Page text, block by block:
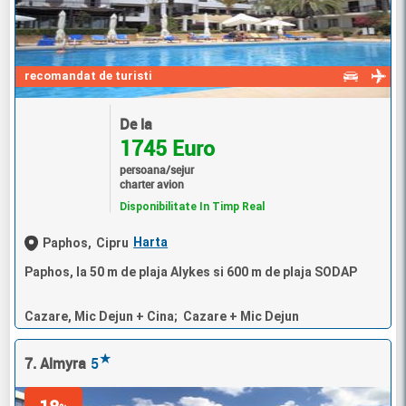
recomandat de turisti
De la
1745 Euro
persoana/sejur
charter avion
Disponibilitate In Timp Real
Paphos, Cipru Harta
Paphos, la 50 m de plaja Alykes si 600 m de plaja SODAP
Cazare, Mic Dejun + Cina; Cazare + Mic Dejun
7. Almyra 5★